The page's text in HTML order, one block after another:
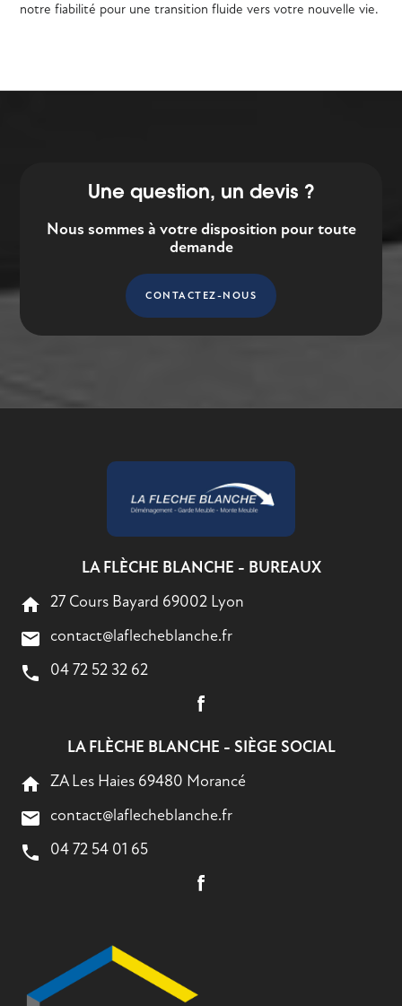
notre fiabilité pour une transition fluide vers votre nouvelle vie.
Une question, un devis ?
Nous sommes à votre disposition pour toute
demande
CONTACTEZ-NOUS
LA FLÈCHE BLANCHE - BUREAUX
home 27 Cours Bayard 69002 Lyon
mail contact@laflecheblanche.fr
phone 04 72 52 32 62
LA FLÈCHE BLANCHE - SIÈGE SOCIAL
home ZA Les Haies 69480 Morancé
mail contact@laflecheblanche.fr
phone 04 72 54 01 65